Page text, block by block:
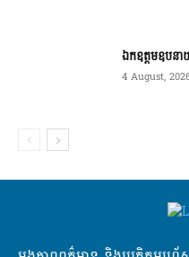
ឯកឧត្តមឧបនា
4 August,